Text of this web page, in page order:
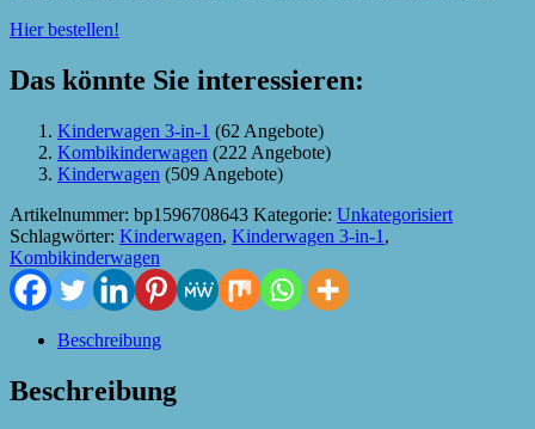
Hier bestellen!
Das könnte Sie interessieren:
Kinderwagen 3-in-1 (62 Angebote)
Kombikinderwagen (222 Angebote)
Kinderwagen (509 Angebote)
Artikelnummer: bp1596708643 Kategorie: Unkategorisiert
Schlagwörter: Kinderwagen, Kinderwagen 3-in-1 ,
Kombikinderwagen
Beschreibung
Beschreibung